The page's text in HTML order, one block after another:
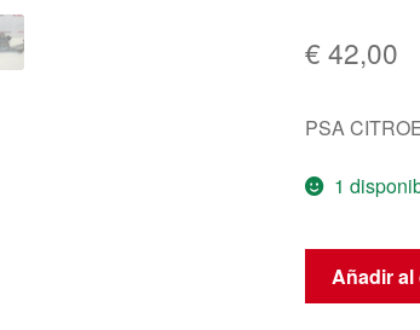
€ 42,00
PSA
1
Mecanismo
Añadir al